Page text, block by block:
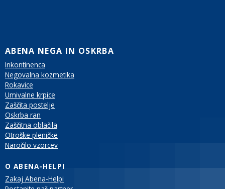
ABENA NEGA IN OSKRBA
Inkontinenca
Negovalna kozmetika
Rokavice
Umivalne krpice
Zaščita postelje
Oskrba ran
Zaščitna oblačila
Otroške pleničke
Naročilo vzorcev
O ABENA-HELPI
Zakaj Abena-Helpi